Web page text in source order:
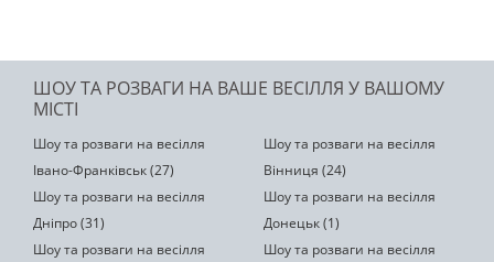
ШОУ ТА РОЗВАГИ НА ВАШЕ ВЕСІЛЛЯ У ВАШОМУ
МІСТІ
Шоу та розваги на весілля
Івано-Франківськ (27)
Шоу та розваги на весілля
Вінниця (24)
Шоу та розваги на весілля
Дніпро (31)
Шоу та розваги на весілля
Донецьк (1)
Шоу та розваги на весілля
Шоу та розваги на весілля